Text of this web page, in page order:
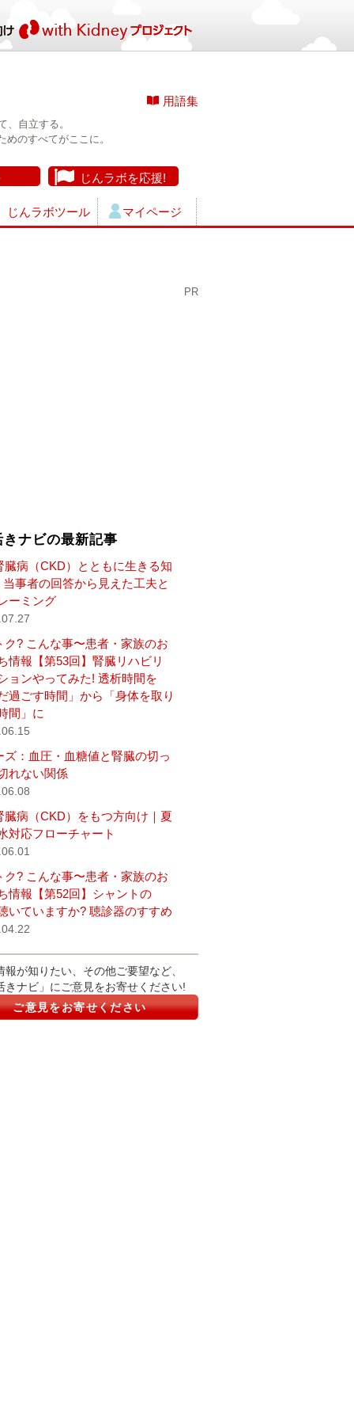
用語集
自立する。
のすべてがここに。
じんラボを応援!
じんラボツール マイページ
PR
きナビの最新記事
臓病（CKD）とともに生きる知
事者の回答から見えた工夫と
ーミング
ク? こんな事〜患者・家族のお
情報【第53回】腎臓リハビリ
ョンやってみた! 透析時間を
だ過ごす時間」から「身体を取り
間」に
ズ：血圧・血糖値と腎臓の切っ
れない関係
臓病（CKD）をもつ方向け｜夏
対応フローチャート
ク? こんな事〜患者・家族のお
情報【第52回】シャントの
いていますか? 聴診器のすすめ
報が知りたい、その他ご要望など、
きナビ」にご意見をお寄せください!
ご意見をお寄せください